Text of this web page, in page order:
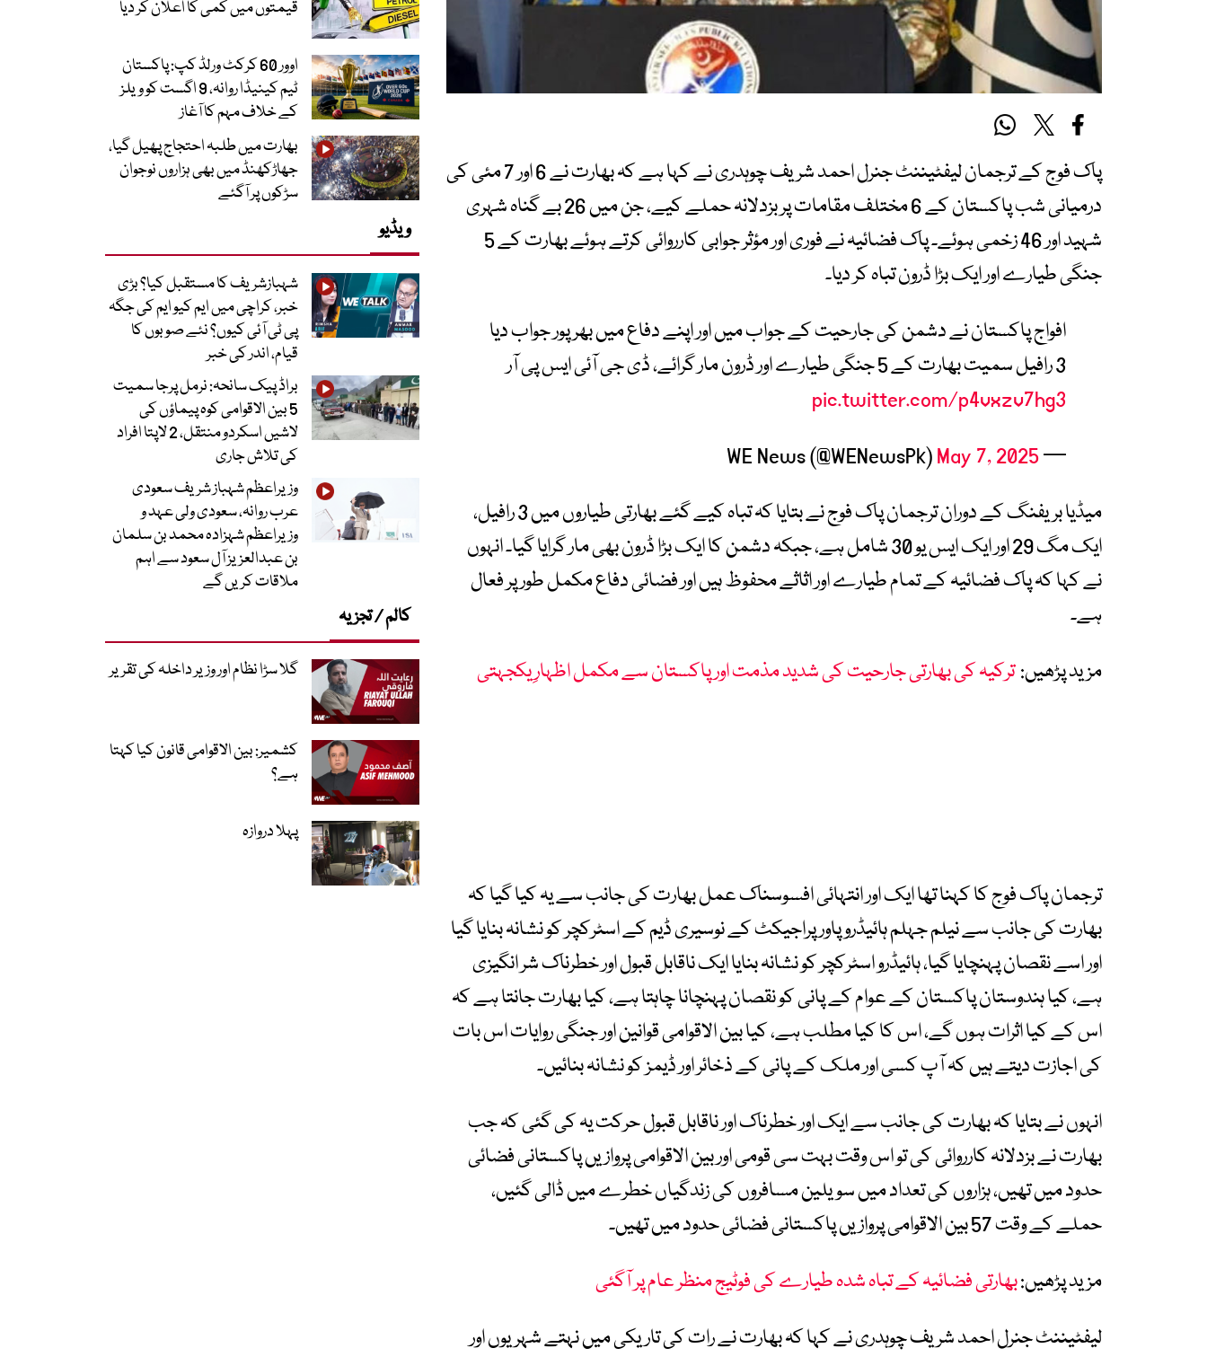
پاک فوج کے ترجمان لیفٹیننٹ جنرل احمد شریف چوہدری نے کہا ہے کہ بھارت نے 6 اور 7 مئی کی
درمیانی شب پاکستان کے 6 مختلف مقامات پر بزدلانہ حملے کیے، جن میں 26 بے گناہ شہری
شہید اور 46 زخمی ہوئے۔ پاک فضائیہ نے فوری اور مؤثر جوابی کارروائی کرتے ہوئے بھارت کے 5
جنگی طیارے اور ایک بڑا ڈرون تباہ کر دیا۔
افواج پاکستان نے دشمن کی جارحیت کے جواب میں اور اپنے دفاع میں بھرپور جواب دیا
3 رافیل سمیت بھارت کے 5 جنگی طیارے اور ڈرون مار گرائے، ڈی جی آئی ایس پی آر
pic.twitter.com/p4vxzv7hg3
— WE News (@WENewsPk)
May 7, 2025
میڈیا بریفنگ کے دوران ترجمان پاک فوج نے بتایا کہ تباہ کیے گئے بھارتی طیاروں میں 3 رافیل،
ایک مگ 29 اور ایک ایس یو 30 شامل ہے، جبکہ دشمن کا ایک بڑا ڈرون بھی مار گرایا گیا۔ انہوں
نے کہا کہ پاک فضائیہ کے تمام طیارے اور اثاثے محفوظ ہیں اور فضائی دفاع مکمل طور پر فعال
ہے۔
مزید پڑھیں:ترکیہ کی بھارتی جارحیت کی شدید مذمت اور پاکستان سے مکمل اظہارِ یکجہتی
ترجمان پاک فوج کا کہنا تھا ایک اور انتہائی افسوسناک عمل بھارت کی جانب سے یہ کیا گیا کہ
بھارت کی جانب سے نیلم جہلم ہائیڈرو پاور پراجیکٹ کے نوسیری ڈیم کے اسٹرکچر کو نشانہ بنایا گیا
اور اسے نقصان پہنچایا گیا، ہائیڈرو اسٹرکچر کو نشانہ بنایا ایک ناقابل قبول اور خطرناک شر انگیزی
ہے، کیا ہندوستان پاکستان کے عوام کے پانی کو نقصان پہنچانا چاہتا ہے، کیا بھارت جانتا ہے کہ
اس کے کیا اثرات ہوں گے، اس کا کیا مطلب ہے، کیا بین الاقوامی قوانین اور جنگی روایات اس بات
کی اجازت دیتے ہیں کہ آپ کسی اور ملک کے پانی کے ذخائر اور ڈیمز کو نشانہ بنائیں۔
انہوں نے بتایا کہ بھارت کی جانب سے ایک اور خطرناک اور ناقابل قبول حرکت یہ کی گئی کہ جب
بھارت نے بزدلانہ کارروائی کی تو اس وقت بہت سی قومی اور بین الاقوامی پروازیں پاکستانی فضائی
حدود میں تھیں، ہزاروں کی تعداد میں سویلین مسافروں کی زندگیاں خطرے میں ڈالی گئیں،
حملے کے وقت 57 بین الاقوامی پروازیں پاکستانی فضائی حدود میں تھیں۔
مزید پڑھیں:بھارتی فضائیہ کے تباہ شدہ طیارے کی فوٹیج منظر عام پر آگئی
لیفٹیننٹ جنرل احمد شریف چوہدری نے کہا کہ بھارت نے رات کی تاریکی میں نہتے شہریوں اور
قیمتوں میں کمی کا اعلان کر دیا
اوور 60 کرکٹ ورلڈ کپ: پاکستان
ٹیم کینیڈا روانہ، 9 اگست کو ویلز
کے خلاف مہم کا آغاز
بھارت میں طلبہ احتجاج پھیل گیا،
جھاڑکھنڈ میں بھی ہزاروں نوجوان
سڑکوں پر آگئے
ویڈیو
شہبازشریف کا مستقبل کیا؟ بڑی
خبر، کراچی میں ایم کیو ایم کی جگہ
پی ٹی آئی کیوں؟ نئے صوبوں کا
قیام، اندر کی خبر
براڈ پیک سانحہ: نرمل پرجا سمیت
5 بین الاقوامی کوہ پیماؤں کی
لاشیں اسکردو منتقل، 2 لاپتا افراد
کی تلاش جاری
وزیراعظم شہباز شریف سعودی
عرب روانہ، سعودی ولی عہد و
وزیراعظم شہزادہ محمد بن سلمان
بن عبدالعزیز آل سعود سے اہم
ملاقات کریں گے
کالم / تجزیہ
گلا سڑا نظام اور وزیر داخلہ کی تقریر
کشمیر: بین الاقوامی قانون کیا کہتا
ہے؟
پہلا دروازہ